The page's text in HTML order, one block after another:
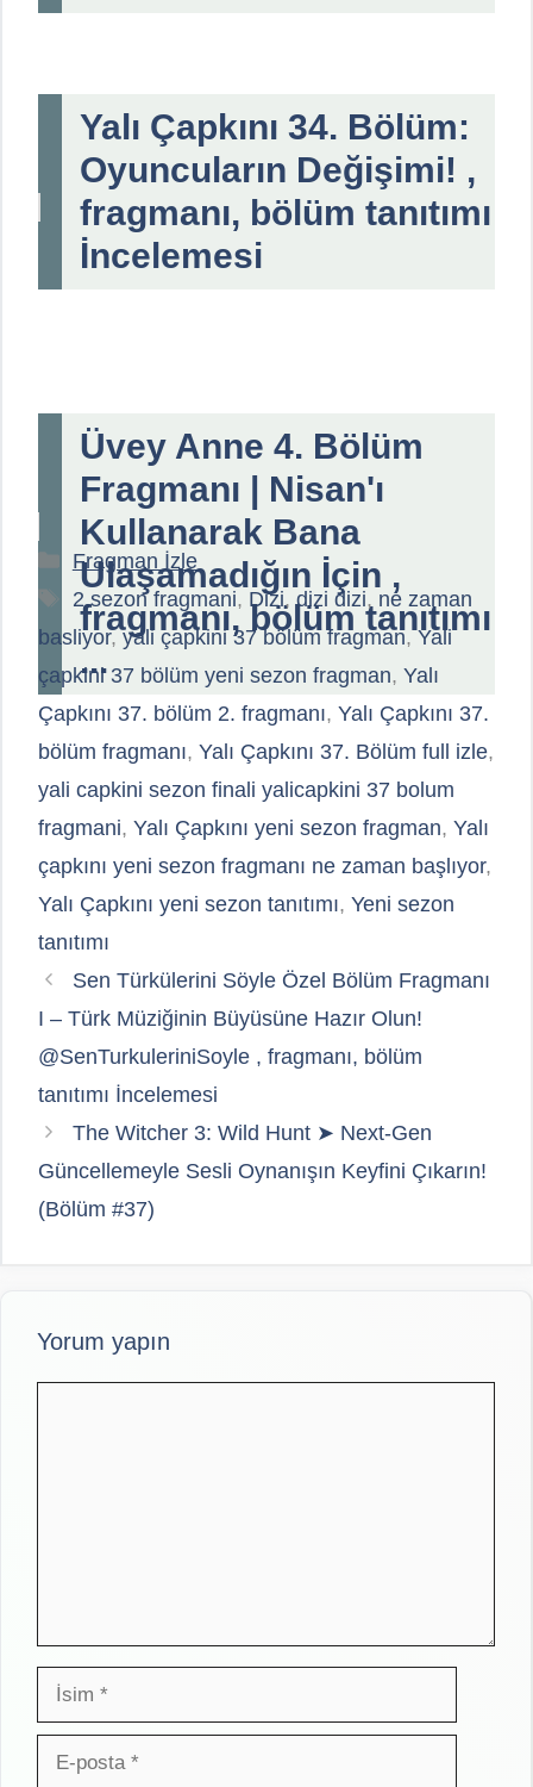
Yalı Çapkını 34. Bölüm:
Oyuncuların Değişimi! ,
fragmanı, bölüm tanıtımı
İncelemesi
Üvey Anne 4. Bölüm
Fragmanı | Nisan'ı
Kullanarak Bana
Ulaşamadığın İçin ,
fragmanı, bölüm tanıtımı
...
Kategoriler
Fragman İzle
Etiketler
2.sezon fragmani, Dizi,dizi dizi, ne zaman
basliyor,yali çapkini 37 bölüm fragman,Yali
çapkini 37 bölüm yeni sezon fragman, Yalı
Çapkını 37. bölüm 2. fragmanı, Yalı Çapkını 37.
bölüm fragmanı, Yalı Çapkını 37. Bölüm full izle,
yali capkini sezon finali yalicapkini 37 bolum
fragmani, Yalı Çapkını yeni sezon fragman, Yalı
çapkını yeni sezon fragmanı ne zaman başlıyor,
Yalı Çapkını yeni sezon tanıtımı, Yeni sezon
tanıtımı
Sen Türkülerini Söyle Özel Bölüm Fragmanı
I – Türk Müziğinin Büyüsüne Hazır Olun!
@SenTurkuleriniSoyle , fragmanı, bölüm
tanıtımı İncelemesi
The Witcher 3: Wild Hunt ➤ Next-Gen
Güncellemeyle Sesli Oynanışın Keyfini Çıkarın!
(Bölüm #37)
Yorum yapın
İsim
posta